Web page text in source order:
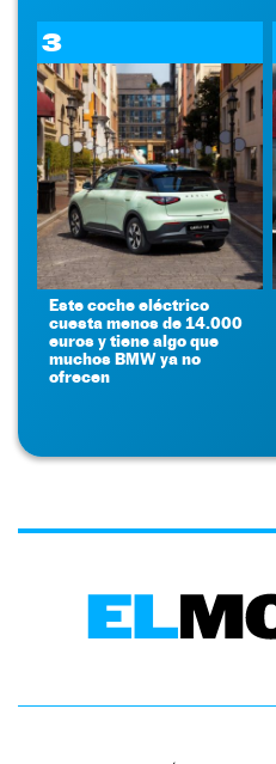
3
Este coche eléctrico
cuesta menos de 14.000
euros y tiene algo que
muchos BMW ya no
ofrecen